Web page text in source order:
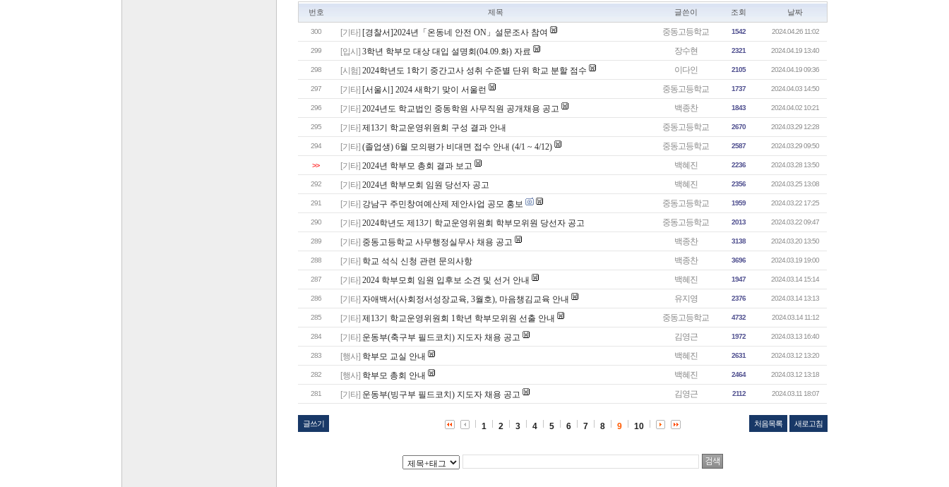
번호 제목 글쓴이 조회 날짜
300 [기타] [경찰서]2024년「온동네 안전 ON」설문조사 참여 중동고등학교 1542 2024.04.26 11:02
299 [입시] 3학년 학부모 대상 대입 설명회(04.09.화) 자료 장수현 2321 2024.04.19 13:40
298 [시험] 2024학년도 1학기 중간고사 성취 수준별 단위 학교 분할 점수 이다인 2105 2024.04.19 09:36
297 [기타] [서울시] 2024 새학기 맞이 서울런 중동고등학교 1737 2024.04.03 14:50
296 [기타] 2024년도 학교법인 중동학원 사무직원 공개채용 공고 백종찬 1843 2024.04.02 10:21
295 [기타] 제13기 학교운영위원회 구성 결과 안내 중동고등학교 2670 2024.03.29 12:28
294 [기타] (졸업생) 6월 모의평가 비대면 접수 안내 (4/1 ~ 4/12) 중동고등학교 2587 2024.03.29 09:50
>> [기타] 2024년 학부모 총회 결과 보고 백혜진 2236 2024.03.28 13:50
292 [기타] 2024년 학부모회 임원 당선자 공고 백혜진 2356 2024.03.25 13:08
291 [기타] 강남구 주민창여예산제 제안사업 공모 홍보 중동고등학교 1959 2024.03.22 17:25
290 [기타] 2024학년도 제13기 학교운영위원회 학부모위원 당선자 공고 중동고등학교 2013 2024.03.22 09:47
289 [기타] 중동고등학교 사무행정실무사 채용 공고 백종찬 3138 2024.03.20 13:50
288 [기타] 학교 석식 신청 관련 문의사항 백종찬 3696 2024.03.19 19:00
287 [기타] 2024 학부모회 임원 입후보 소견 및 선거 안내 백혜진 1947 2024.03.14 15:14
286 [기타] 자애백서(사회정서성장교육, 3월호), 마음챙김교육 안내 유지영 2376 2024.03.14 13:13
285 [기타] 제13기 학교운영위원회 1학년 학부모위원 선출 안내 중동고등학교 4732 2024.03.14 11:12
284 [기타] 운동부(축구부 필드코치) 지도자 채용 공고 김영근 1972 2024.03.13 16:40
283 [행사] 학부모 교실 안내 백혜진 2631 2024.03.12 13:20
282 [행사] 학부모 총회 안내 백혜진 2464 2024.03.12 13:18
281 [기타] 운동부(빙구부 필드코치) 지도자 채용 공고 김영근 2112 2024.03.11 18:07
글쓰기 처음목록 새로고침
1 2 3 4 5 6 7 8 9 10